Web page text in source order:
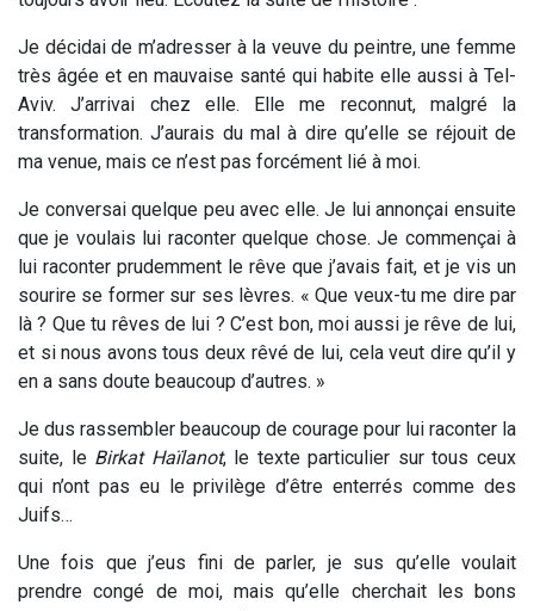
Je décidai de m’adresser à la veuve du peintre, une femme
très âgée et en mauvaise santé qui habite elle aussi à Tel-
Aviv. J’arrivai chez elle. Elle me reconnut, malgré la
transformation. J’aurais du mal à dire qu’elle se réjouit de
ma venue, mais ce n’est pas forcément lié à moi.
Je conversai quelque peu avec elle. Je lui annonçai ensuite
que je voulais lui raconter quelque chose. Je commençai à
lui raconter prudemment le rêve que j’avais fait, et je vis un
sourire se former sur ses lèvres. « Que veux-tu me dire par
là ? Que tu rêves de lui ? C’est bon, moi aussi je rêve de lui,
et si nous avons tous deux rêvé de lui, cela veut dire qu’il y
en a sans doute beaucoup d’autres. »
Je dus rassembler beaucoup de courage pour lui raconter la
suite, leBirkat Haïlanot, le texte particulier sur tous ceux
qui n’ont pas eu le privilège d’être enterrés comme des
Juifs…
Une fois que j’eus fini de parler, je sus qu’elle voulait
prendre congé de moi, mais qu’elle cherchait les bons